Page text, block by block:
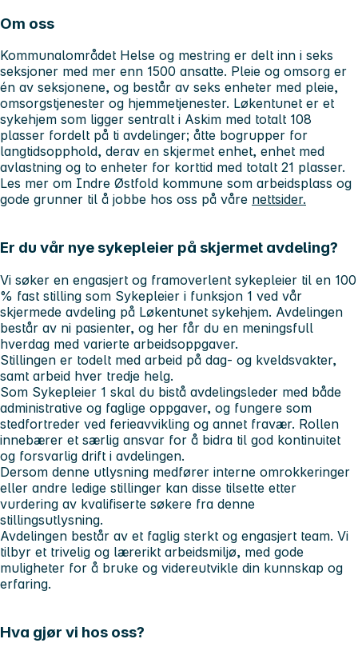
Om oss
Kommunalområdet Helse og mestring er delt inn i seks
seksjoner med mer enn 1500 ansatte. Pleie og omsorg er
én av seksjonene, og består av seks enheter med pleie,
omsorgstjenester og hjemmetjenester. Løkentunet er et
sykehjem som ligger sentralt i Askim med totalt 108
plasser fordelt på ti avdelinger; åtte bogrupper for
langtidsopphold, derav en skjermet enhet, enhet med
avlastning og to enheter for korttid med totalt 21 plasser.
Les mer om Indre Østfold kommune som arbeidsplass og
gode grunner til å jobbe hos oss på våre nettsider.
Er du vår nye sykepleier på skjermet avdeling?
Vi søker en engasjert og framoverlent sykepleier til en 100
% fast stilling som Sykepleier i funksjon 1 ved vår
skjermede avdeling på Løkentunet sykehjem. Avdelingen
består av ni pasienter, og her får du en meningsfull
hverdag med varierte arbeidsoppgaver.
Stillingen er todelt med arbeid på dag- og kveldsvakter,
samt arbeid hver tredje helg.
Som Sykepleier 1 skal du bistå avdelingsleder med både
administrative og faglige oppgaver, og fungere som
stedfortreder ved ferieavvikling og annet fravær. Rollen
innebærer et særlig ansvar for å bidra til god kontinuitet
og forsvarlig drift i avdelingen.
Dersom denne utlysning medfører interne omrokkeringer
eller andre ledige stillinger kan disse tilsette etter
vurdering av kvalifiserte søkere fra denne
stillingsutlysning.
Avdelingen består av et faglig sterkt og engasjert team. Vi
tilbyr et trivelig og lærerikt arbeidsmiljø, med gode
muligheter for å bruke og videreutvikle din kunnskap og
erfaring.
Hva gjør vi hos oss?